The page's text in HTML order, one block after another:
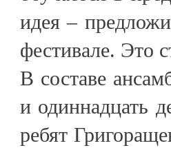
идея –
фестивале. Это
В составе
и одиннадцать
ребят